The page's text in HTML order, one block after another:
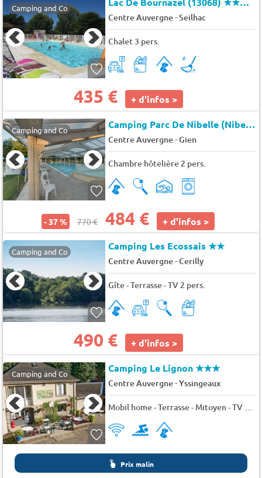
Camping and Co
Centre Auvergne-Seilhac
Chalet 3 pers.
435 € + d'infos >
Camping and Co Camping Parc De Nibelle (Nibelle)
Centre Auvergne-Gien
Chambre hôtelière 2 pers.
- 37 % 770 € 484 € + d'infos >
Camping and Co Camping Les Ecossais★★
Centre Auvergne-Cerilly
Gîte - Terrasse - TV 2 pers.
490 € + d'infos >
Camping and Co Camping Le Lignon★★★
Centre Auvergne-Yssingeaux
Mobil home - Terrasse - Mitoyen - TV 3 pers.
Prix malin